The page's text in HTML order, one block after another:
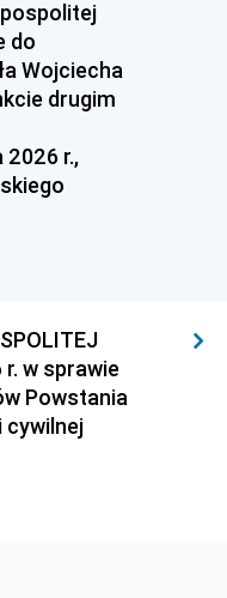
1949
1937
do
Wojciecha
drugim
2026 r.,
r. w sprawie
Powstania
cywilnej